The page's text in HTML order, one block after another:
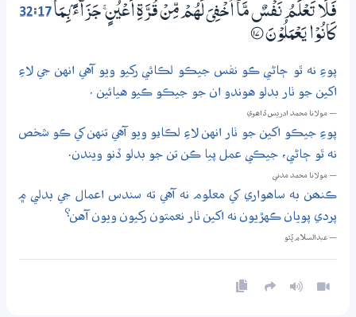
32:17 فَلَا تَعْلَمُ نَفْسٌ مَّآ اُخْفِيَ لَهُمْ مِّنْ قُرَّةِ اَعْيُنٍ ۚ جَزَاۗءًۢ بِـمَا
كَانُوْا يَعْمَلُوْنَ ؀17
پوءِ نه ٿو ڄاڻي ڪو نفس جيڪو لڪائي رکيو ويو آهي انهن جي لاءِ
اکين جو ٺار بدلو هوندو ان جو جيڪو ڪيو هيائين .
— مولانا محمد ادريس ڏاھري
پوءِ جيڪو اکين جو ٺار انهن لاءِ لڪايو ويو آهي تنهن کي ڪو شخص
نه ٿو ڄاڻي، جيڪي عمل پيا ڪن تن جو بدلو ڏنو ويندن.
— مولانا محمد مدني
ڪنھن به ساهواري کي معلوم نه آهي ته سندس اعمال جي بدلي ۾
پردي پويان ڪهڙيون نه اکين ٺار نعمتون رکيون ويون آهن؟
— عبدالسلام ڀُٽو